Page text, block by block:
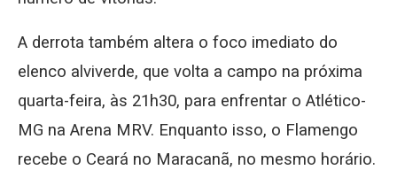
A derrota também altera o foco imediato do
elenco alviverde, que volta a campo na próxima
quarta-feira, às 21h30, para enfrentar o Atlético-
MG na Arena MRV. Enquanto isso, o Flamengo
recebe o Ceará no Maracanã, no mesmo horário.